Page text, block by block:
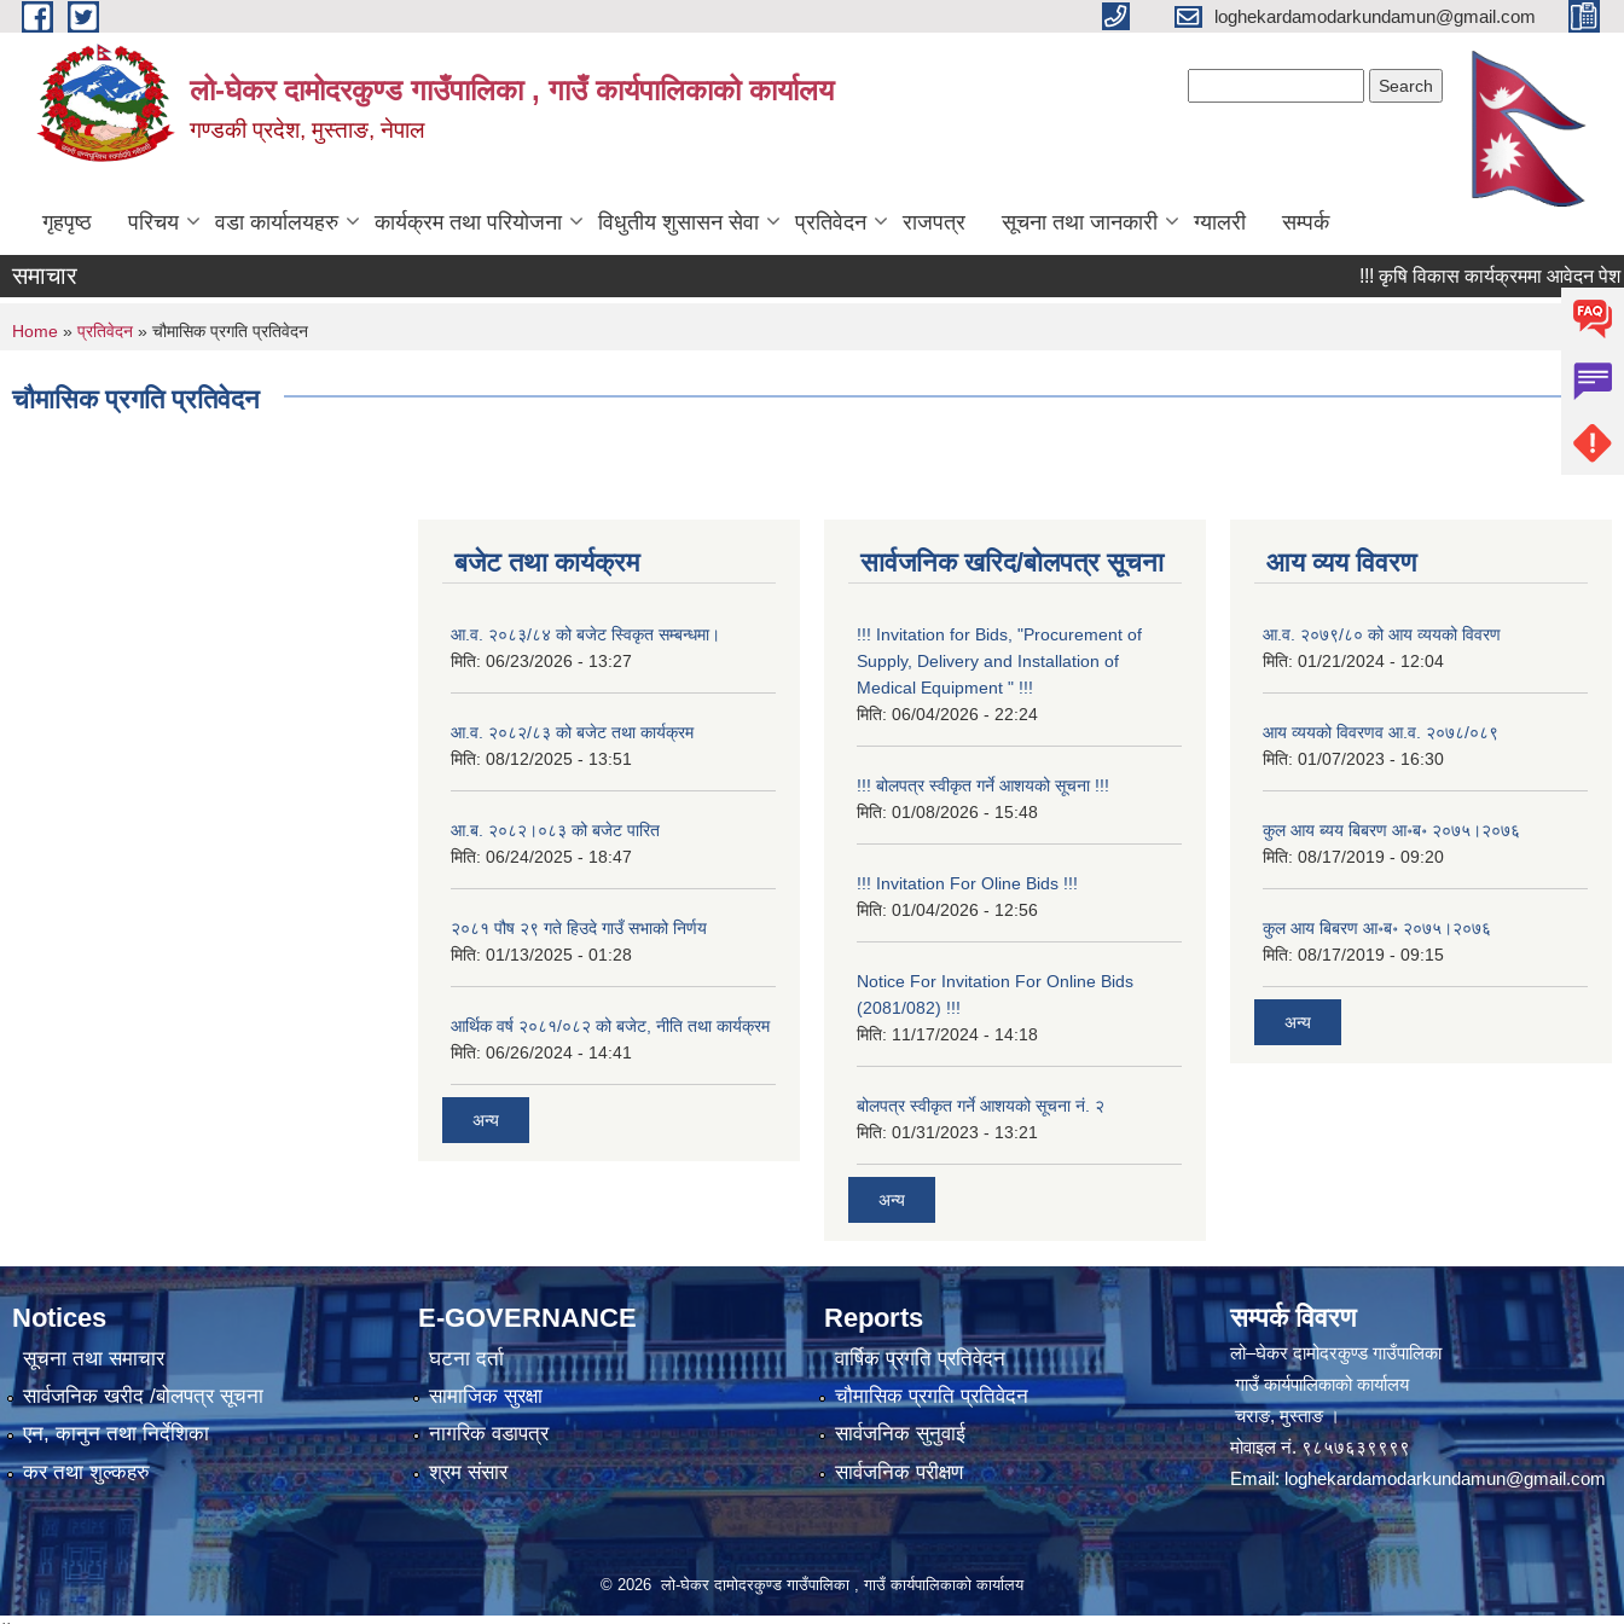
Skip to main content loghekardamodarkundamun@gmail.com
लो-घेकर दामोदरकुण्ड गाउँपालिका , गाउँ कार्यपालिकाको कार्यालय
गण्डकी प्रदेश, मुस्ताङ, नेपाल
गृहपृष्ठ परिचय वडा कार्यालयहरु कार्यक्रम तथा परियोजना विधुतीय शुसासन सेवा प्रतिवेदन राजपत्र सूचना तथा जानकारी ग्यालरी सम्पर्क
समाचार !!! कृषि विकास कार्यक्रममा आवेदन पेश
You are here
Home » प्रतिवेदन » चौमासिक प्रगति प्रतिवेदन
चौमासिक प्रगति प्रतिवेदन
बजेट तथा कार्यक्रम
आ.व. २०८३/८४ को बजेट स्विकृत सम्बन्धमा।
मिति: 06/23/2026 - 13:27
आ.व. २०८२/८३ को बजेट तथा कार्यक्रम
मिति: 08/12/2025 - 13:51
आ.ब. २०८२।०८३ को बजेट पारित
मिति: 06/24/2025 - 18:47
२०८१ पौष २९ गते हिउदे गाउँ सभाको निर्णय
मिति: 01/13/2025 - 01:28
आर्थिक वर्ष २०८१/०८२ को बजेट, नीति तथा कार्यक्रम
मिति: 06/26/2024 - 14:41
अन्य
सार्वजनिक खरिद/बोलपत्र सूचना
!!! Invitation for Bids, "Procurement of
Supply, Delivery and Installation of
Medical Equipment " !!!
मिति: 06/04/2026 - 22:24
!!! बोलपत्र स्वीकृत गर्ने आशयको सूचना !!!
मिति: 01/08/2026 - 15:48
!!! Invitation For Oline Bids !!!
मिति: 01/04/2026 - 12:56
Notice For Invitation For Online Bids
(2081/082) !!!
मिति: 11/17/2024 - 14:18
बोलपत्र स्वीकृत गर्ने आशयको सूचना नं. २
मिति: 01/31/2023 - 13:21
अन्य
आय व्यय विवरण
आ.व. २०७९/८० को आय व्ययको विवरण
मिति: 01/21/2024 - 12:04
आय व्ययको विवरणव आ.व. २०७८/०८९
मिति: 01/07/2023 - 16:30
कुल आय ब्यय बिबरण आ॰ब॰ २०७५।२०७६
मिति: 08/17/2019 - 09:20
कुल आय बिबरण आ॰ब॰ २०७५।२०७६
मिति: 08/17/2019 - 09:15
अन्य
Notices
सूचना तथा समाचार
सार्वजनिक खरीद /बोलपत्र सूचना
एन, कानुन तथा निर्देशिका
कर तथा शुल्कहरु
E-GOVERNANCE
घटना दर्ता
सामाजिक सुरक्षा
नागरिक वडापत्र
श्रम संसार
Reports
वार्षिक प्रगति प्रतिवेदन
चौमासिक प्रगति प्रतिवेदन
सार्वजनिक सुनुवाई
सार्वजनिक परीक्षण
सम्पर्क विवरण
लो–घेकर दामोदरकुण्ड गाउँपालिका
गाउँ कार्यपालिकाको कार्यालय
चराङ, मुस्ताङ ।
मोवाइल नं. ९८५७६३९९९९
Email:loghekardamodarkundamun@gmail.com
© 2026 लो-घेकर दामोदरकुण्ड गाउँपालिका , गाउँ कार्यपालिकाको कार्यालय